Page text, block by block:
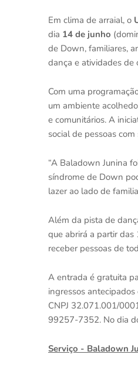
Em clima de arraial, o
dia 14 de junho
de Down, familiares,
dança e atividades de
Com uma
um ambiente
e comunitários. A
social de pessoas
“A Baladown Junina
síndrome de Down
lazer ao lado de
Além da pista de
que abrirá a partir
receber pessoas de
A entrada é gratuita
ingressos
CNPJ 32.071.001/
99257-7352. No dia
Serviço - Baladown